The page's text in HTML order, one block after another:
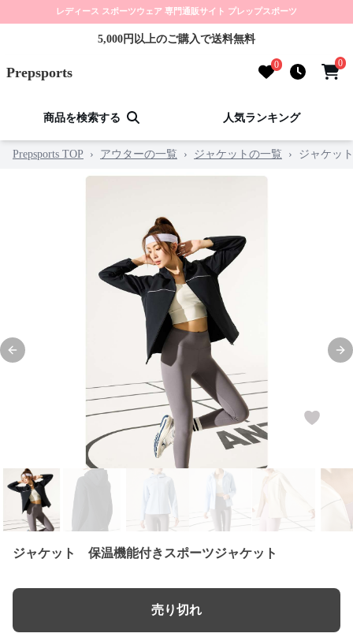
レディース スポーツウェア 専門通販サイト プレップスポーツ
5,000円以上のご購入で送料無料
Prepsports 0 0
商品を検索する 人気ランキング
Prepsports TOP › アウターの一覧 › ジャケットの一覧 › ジャケッ
Previous slide
ジャケット 保温機能付きスポーツジャケット
売り切れ